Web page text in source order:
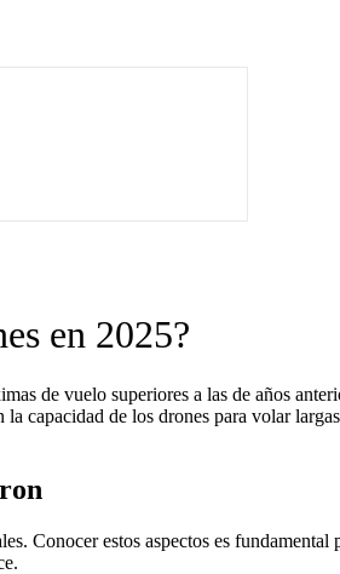
en 2025?
de vuelo superiores a las de años
de los drones para volar
Conocer estos aspectos es